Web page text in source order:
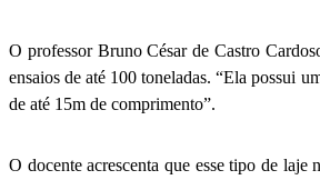
O professor Bruno César de Castro
ensaios de até 100 toneladas. “Ela possui
de até 15m de comprimento”.
O docente acrescenta que esse tipo de laje